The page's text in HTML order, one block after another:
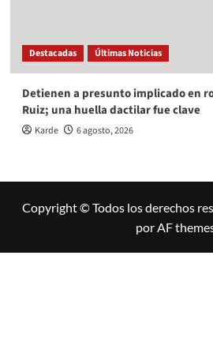
Destacadas Últimas Noticias
Detienen a presunto implicado en
Ruiz; una huella dactilar fue clave
Karde 6 agosto, 2026
Copyright © Todos los derechos
por AF